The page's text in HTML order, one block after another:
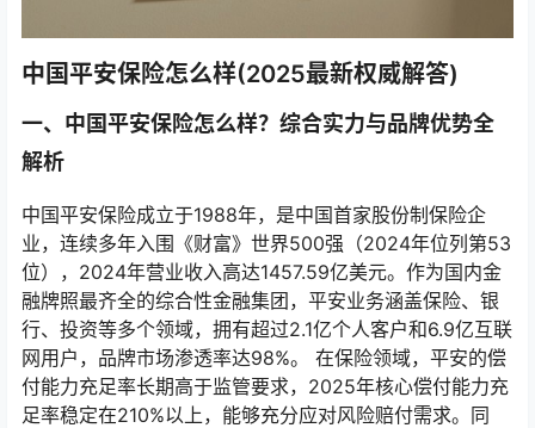
中国平安保险怎么样(2025最新权威解答)
一、中国平安保险怎么样？综合实力与品牌优势全
解析
中国平安保险成立于1988年，是中国首家股份制保险企
业，连续多年入围《财富》世界500强（2024年位列第53
位），2024年营业收入高达1457.59亿美元。作为国内金
融牌照最齐全的综合性金融集团，平安业务涵盖保险、银
行、投资等多个领域，拥有超过2.1亿个人客户和6.9亿互联
网用户，品牌市场渗透率达98%。 在保险领域，平安的偿
付能力充足率长期高于监管要求，2025年核心偿付能力充
足率稳定在210%以上，能够充分应对风险赔付需求。同